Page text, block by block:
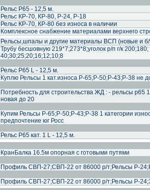
Рельс Р65 - 12,5 м.
Рельс КР-70, КР-80, Р-24, Р-18
Рельс КР-70, КР-80 без износа в наличии
Комплексное снабжение материалами верхнего
Рельсы,шпалы и другие материалы ВСП (новые и б/
Трубу бесшовную 219*7;273*8;уголок р/п г/к
40;30;25;20;16;12;10;8
Рельс Р65 L - 12,5 м.
Куплю Рельсы 1 кат.износа Р-65;Р-50;Р-43;Р-38 не
Потребность для строительства ЖД : - рельсы р65
новая до 20
Купим Рельсы Р-65;Р-50;Р-43;Р-38 1 категории
предпочтение юг Росс
Рельс Р65 кат. 1 L - 12,5 м.
КранБалка 16.5м опорная с готовыми путями
Профиль СВП-27;СВП-22 от 86000 р/т;Рельсы Р-
Профиль СВП-27;СВП-22 от 86000 р/т;Рельсы Р-